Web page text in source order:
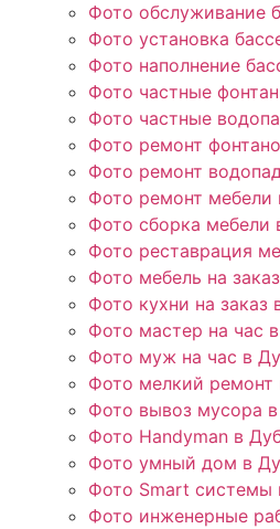
Фото обслуживание
Фото установка
Фото наполнение
Фото частные
Фото частные
Фото ремонт
Фото ремонт
Фото ремонт мебели
Фото сборка мебели
Фото реставрация
Фото мебель на
Фото кухни на заказ
Фото мастер на час
Фото муж на час в
Фото мелкий ремонт
Фото вывоз мусора
Фото Handyman в
Фото умный дом в
Фото Smart системы
Фото инженерные